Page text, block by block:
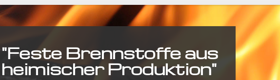
"Feste Brennstoffe aus
heimischer Produktion"